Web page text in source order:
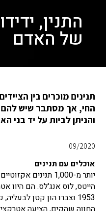
התנין,
של האדם
תנינים מוכרים בין
החי, אך מסתבר שיש להם
והניתן לביות על יד בני
09/2020
אוכלים עם תנינים
יותר מ-1,000 תנינים
1953 וצברו הון קטן לבעליה, פרנסיס ארנסט.